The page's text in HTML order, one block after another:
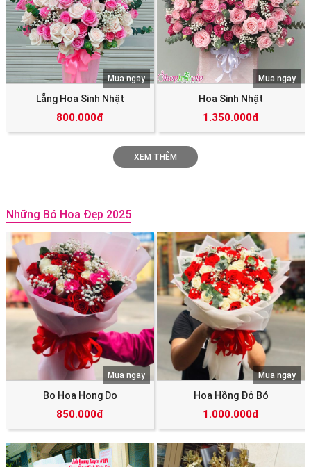
Lẵng Hoa Sinh Nhật
800.000đ
Mua ngay
Hoa Sinh Nhật
1.350.000đ
Mua ngay
XEM THÊM
Những Bó Hoa Đẹp 2025
Bo Hoa Hong Do
850.000đ
Mua ngay
Hoa Hồng Đỏ Bó
1.000.000đ
Mua ngay